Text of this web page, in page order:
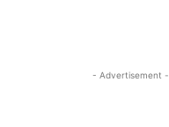
- Advertisement -